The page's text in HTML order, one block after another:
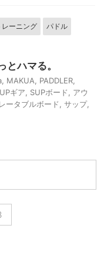
レーニング パドル
とハマる。
MAKUA PADDLER
ギア SUPボード
アウ
ータブルボード サップ,